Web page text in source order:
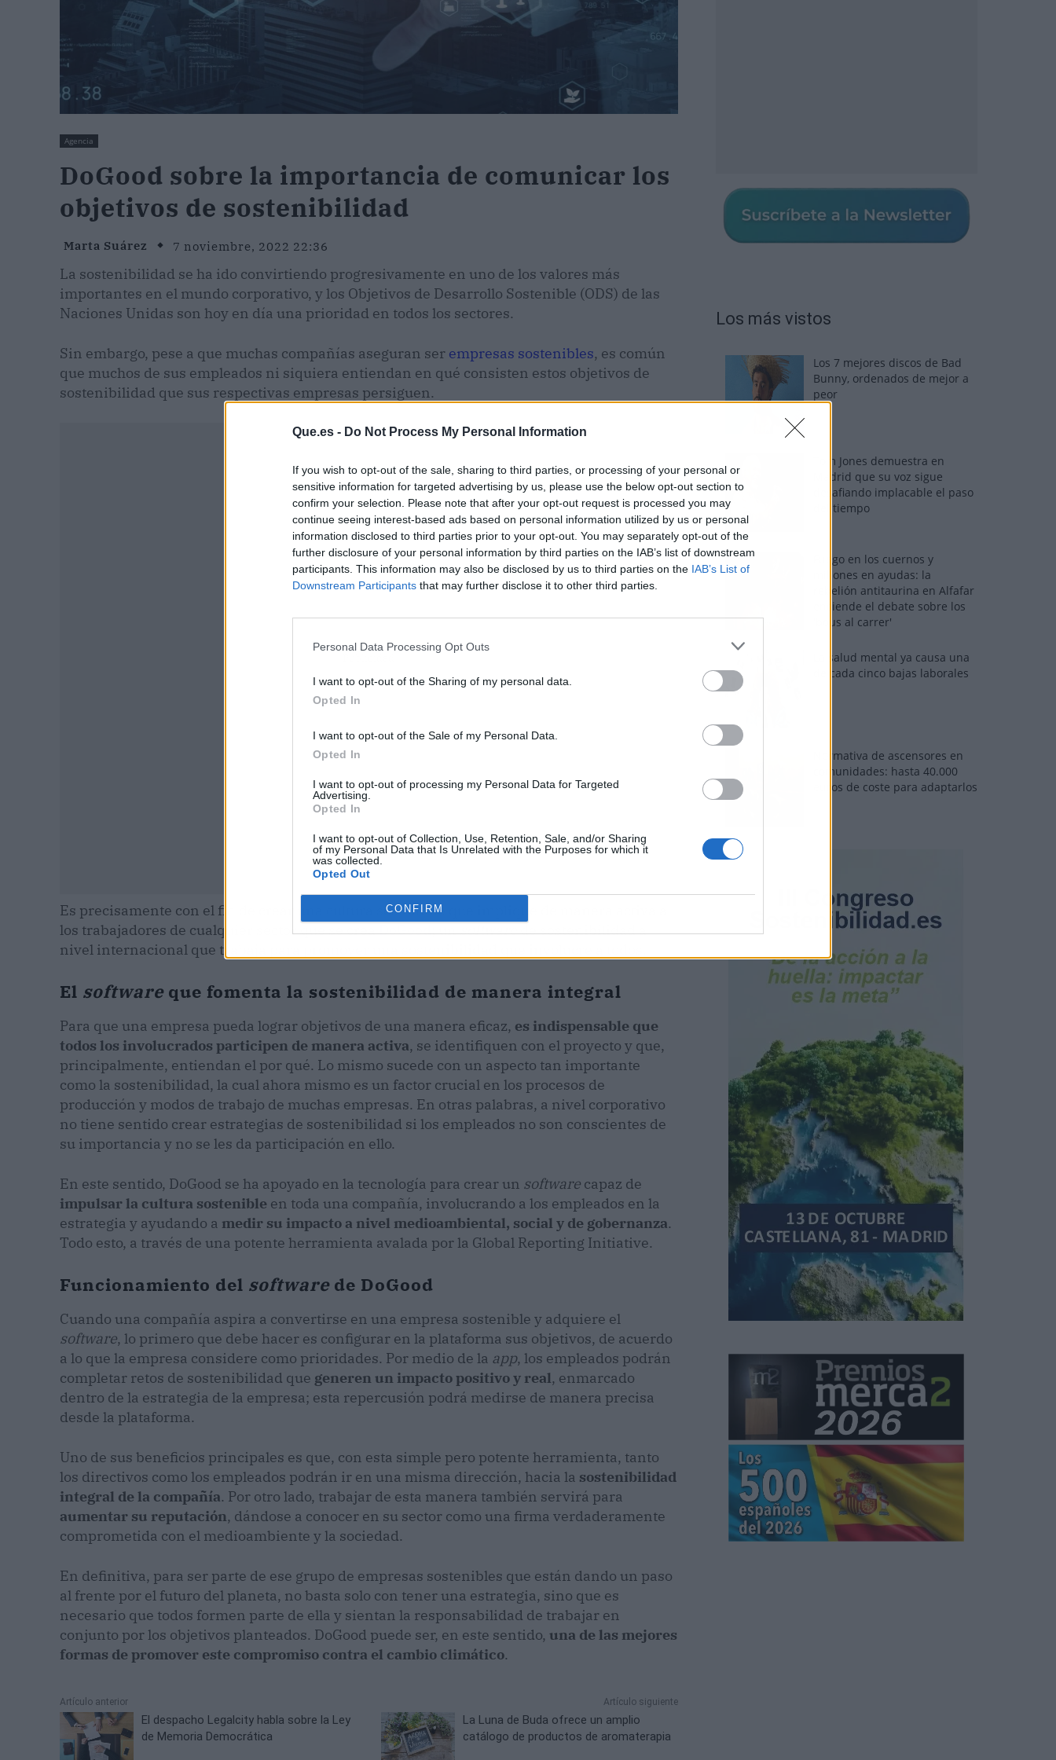
Que.es - Do Not Process My Personal Information
If you wish to opt-out of the sale, sharing to third parties, or processing of your personal or
sensitive information for targeted advertising by us, please use the below opt-out section to
confirm your selection. Please note that after your opt-out request is processed you may
continue seeing interest-based ads based on personal information utilized by us or personal
information disclosed to third parties prior to your opt-out. You may separately opt-out of the
further disclosure of your personal information by third parties on the IAB’s list of downstream
participants. This information may also be disclosed by us to third parties on the IAB’s List of
Downstream Participants that may further disclose it to other third parties.
Personal Data Processing Opt Outs
I want to opt-out of the Sharing of my personal data.
Opted In
I want to opt-out of the Sale of my Personal Data.
Opted In
I want to opt-out of processing my Personal Data for Targeted
Advertising.
Opted In
I want to opt-out of Collection, Use, Retention, Sale, and/or Sharing
of my Personal Data that Is Unrelated with the Purposes for which it
was collected.
Opted Out
CONFIRM
Agencia
DoGood sobre la importancia de comunicar los
objetivos de sostenibilidad
Marta Suárez 7 noviembre, 2022 22:36
La sostenibilidad se ha ido convirtiendo progresivamente en uno de los valores más
importantes en el mundo corporativo, y los Objetivos de Desarrollo Sostenible (ODS) de las
Naciones Unidas son hoy en día una prioridad en todos los sectores.
Sin embargo, pese a que muchas compañías aseguran ser empresas sostenibles, es común
que muchos de sus empleados ni siquiera entiendan en qué consisten estos objetivos de
sostenibilidad que sus respectivas empresas persiguen.
Es precisamente con el fin de crear una cultura sostenible que implique de manera activa a
los trabajadores de cualquier sector que se creaDoGood; unsoftwarede sostenibilidad a
nivel internacional que trabaja para promover una sostenibilidad que involucre a todos.
El software que fomenta la sostenibilidad de manera integral
Para que una empresa pueda lograr objetivos de una manera eficaz, es indispensable que
todos los involucrados participen de manera activa, se identifiquen con el proyecto y que,
principalmente, entiendan el por qué. Lo mismo sucede con un aspecto tan importante
como la sostenibilidad, la cual ahora mismo es un factor crucial en los procesos de
producción y modos de trabajo de muchas empresas. En otras palabras, a nivel corporativo
no tiene sentido crear estrategias de sostenibilidad si los empleados no son conscientes de
su importancia y no se les da participación en ello.
En este sentido, DoGood se ha apoyado en la tecnología para crear un software capaz de
impulsar la cultura sostenible en toda una compañía, involucrando a los empleados en la
estrategia y ayudando a medir su impacto a nivel medioambiental, social y de gobernanza.
Todo esto, a través de una potente herramienta avalada por la Global Reporting Initiative.
Funcionamiento del software de DoGood
Cuando una compañía aspira a convertirse en una empresa sostenible y adquiere el
software, lo primero que debe hacer es configurar en la plataforma sus objetivos, de acuerdo
a lo que la empresa considere como prioridades. Por medio de la app, los empleados podrán
completar retos de sostenibilidad que generen un impacto positivo y real, enmarcado
dentro de la estrategia de la empresa; esta repercusión podrá medirse de manera precisa
desde la plataforma.
Uno de sus beneficios principales es que, con esta simple pero potente herramienta, tanto
los directivos como los empleados podrán ir en una misma dirección, hacia la sostenibilidad
integral de la compañía. Por otro lado, trabajar de esta manera también servirá para
aumentar su reputación, dándose a conocer en su sector como una firma verdaderamente
comprometida con el medioambiente y la sociedad.
En definitiva, para ser parte de ese grupo de empresas sostenibles que están dando un paso
al frente por el futuro del planeta, no basta solo con tener una estrategia, sino que es
necesario que todos formen parte de ella y sientan la responsabilidad de trabajar en
conjunto por los objetivos planteados. DoGood puede ser, en este sentido, una de las mejores
formas de promover este compromiso contra el cambio climático.
Artículo anterior
El despacho Legalcity habla sobre la Ley
de Memoria Democrática
Artículo siguiente
La Luna de Buda ofrece un amplio
catálogo de productos de aromaterapia
Los más vistos
Los 7 mejores discos de Bad
Bunny, ordenados de mejor a
peor
Tom Jones demuestra en
Madrid que su voz sigue
desafiando implacable el paso
del tiempo
Fuego en los cuernos y
millones en ayudas: la
rebelión antitaurina en Alfafar
enciende el debate sobre los
'bous al carrer'
La salud mental ya causa una
de cada cinco bajas laborales
Normativa de ascensores en
comunidades: hasta 40.000
euros de coste para adaptarlos